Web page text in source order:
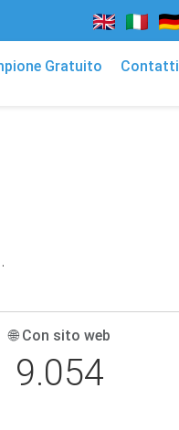
Gratuito Contatti
🌐 Con sito web
9.054